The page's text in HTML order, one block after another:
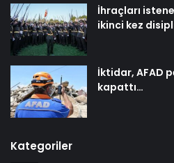
İhraçları
ikinci kez
İktidar, AFAD
kapattı…
Kategoriler